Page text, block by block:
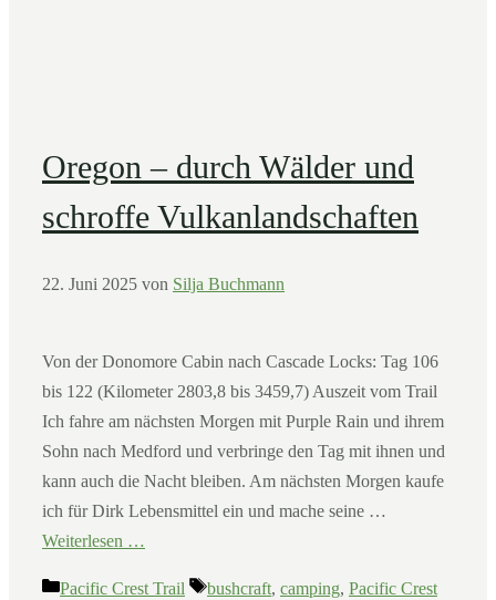
Oregon – durch Wälder und
schroffe Vulkanlandschaften
22. Juni 2025 von Silja Buchmann
Von der Donomore Cabin nach Cascade Locks: Tag 106
bis 122 (Kilometer 2803,8 bis 3459,7) Auszeit vom Trail
Ich fahre am nächsten Morgen mit Purple Rain und ihrem
Sohn nach Medford und verbringe den Tag mit ihnen und
kann auch die Nacht bleiben. Am nächsten Morgen kaufe
ich für Dirk Lebensmittel ein und mache seine …
Weiterlesen …
Kategorien
Pacific Crest Trail Schlagwörter
bushcraft, camping, Pacific Crest